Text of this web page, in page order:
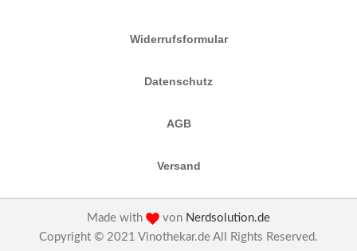
Widerrufsformular
Datenschutz
AGB
Versand
Made with von Nerdsolution.de
Copyright © 2021 Vinothekar.de All Rights Reserved.